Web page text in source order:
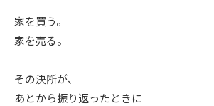
家を買う。
家を売る。
その決断が、
あとから振り返ったときに